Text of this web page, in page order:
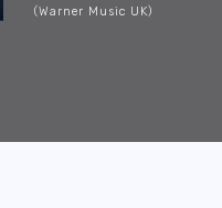
（Warner Music UK）